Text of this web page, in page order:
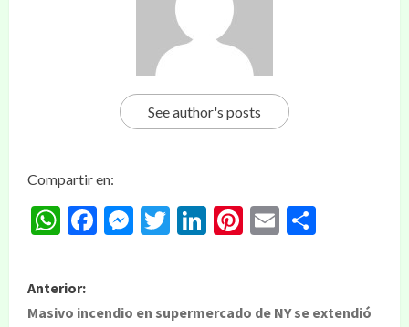
See author's posts
Compartir en:
WhatsApp
Facebook
Messenger
Twitter
LinkedIn
Pinterest
Email
Anterior:
Masivo incendio en supermercado de NY se extendió